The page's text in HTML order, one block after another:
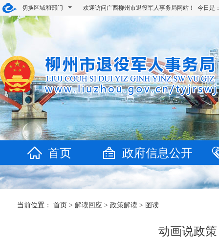
切换区域和部门 欢迎访问广西柳州市退役军人事务局网站！ 今日是
首页 政府信息公开
当前位置： 首页 > 解读回应 > 政策解读 > 图读
动画说政